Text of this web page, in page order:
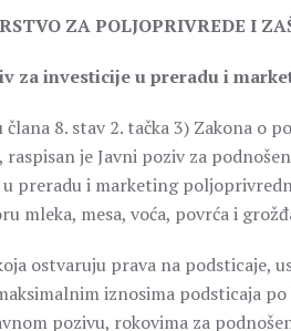
ZA POLJOPRIVREDE I
za investicije u preradu i
člana 8. stav 2. tačka 3) Zakona o
je Javni poziv za
preradu i marketing
mleka, mesa, voća, povrća i
ostvaruju prava na podsticaje,
iznosima podsticaja
pozivu, rokovima za